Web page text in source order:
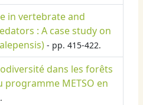
in vertebrate and
: A case study on
- pp. 415-422.
dans les forêts
programme METSO en